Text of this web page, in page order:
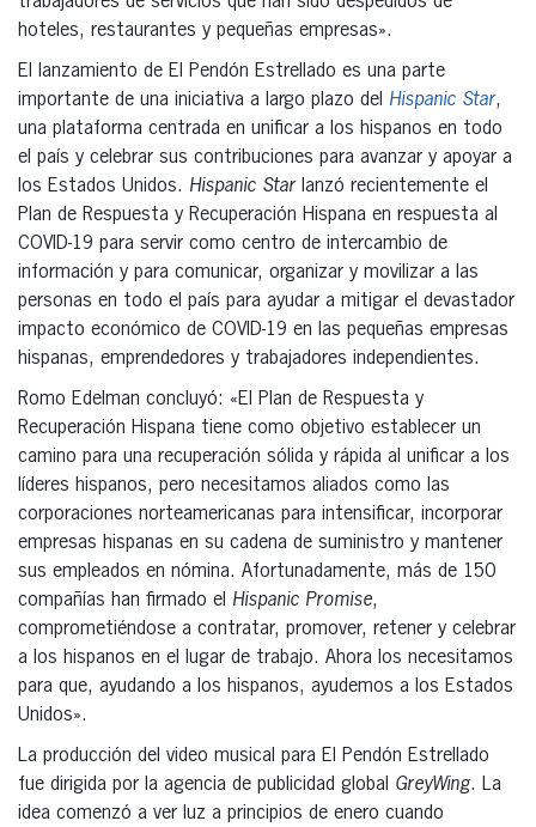
hoteles, restaurantes y pequeñas empresas».
El lanzamiento de El Pendón Estrellado es una parte
importante de una iniciativa a largo plazo del Hispanic Star,
una plataforma centrada en unificar a los hispanos en todo
el país y celebrar sus contribuciones para avanzar y apoyar a
los Estados Unidos. Hispanic Starlanzó recientemente el
Plan de Respuesta y Recuperación Hispana en respuesta al
COVID-19 para servir como centro de intercambio de
información y para comunicar, organizar y movilizar a las
personas en todo el país para ayudar a mitigar el devastador
impacto económico de COVID-19 en las pequeñas empresas
hispanas, emprendedores y trabajadores independientes.
Romo Edelman concluyó: «El Plan de Respuesta y
Recuperación Hispana tiene como objetivo establecer un
camino para una recuperación sólida y rápida al unificar a los
líderes hispanos, pero necesitamos aliados como las
corporaciones norteamericanas para intensificar, incorporar
empresas hispanas en su cadena de suministro y mantener
sus empleados en nómina. Afortunadamente, más de 150
compañías han firmado el Hispanic Promise,
comprometiéndose a contratar, promover, retener y celebrar
a los hispanos en el lugar de trabajo. Ahora los necesitamos
para que, ayudando a los hispanos, ayudemos a los Estados
Unidos».
La producción del video musical para El Pendón Estrellado
fue dirigida por la agencia de publicidad global GreyWing. La
idea comenzó a ver luz a principios de enero cuando